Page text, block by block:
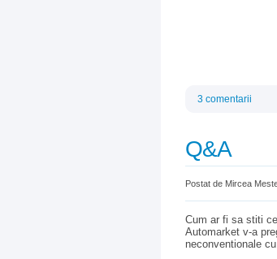
3 comentarii
Q&A
Postat de Mircea
Cum ar fi sa stiti
Automarket v-a
neconventionale